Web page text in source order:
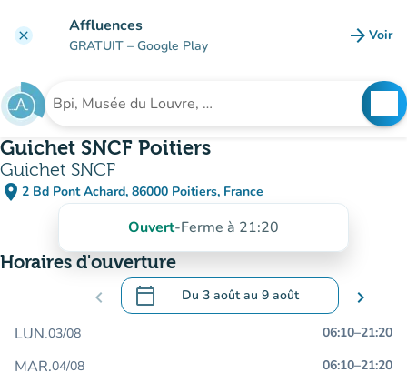
clear Affluences
GRATUIT – Google Play arrow_forward Voir
Rechercher un établissement
Guichet SNCF Poitiers
Guichet SNCF
place 2 Bd Pont Achard, 86000 Poitiers, France
(ouvrir dans Google Maps)
(nouvel onglet)
Ouvert-Ferme à 21:20
Horaires d'ouverture
chevron_left calendar_today Du 3 aoûtau 9 août
.Ouvrir le calendrier pour changer de
chevron_right
LUN.03/08 06:10–21:20
MAR.04/08 06:10–21:20